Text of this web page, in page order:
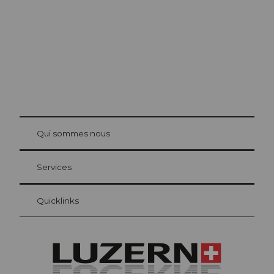
Carte d’hôte Lucerne
Vos avantages en tant qu'hôte pour la nuit
at Bre
Qui sommes nous
Services
Quicklinks